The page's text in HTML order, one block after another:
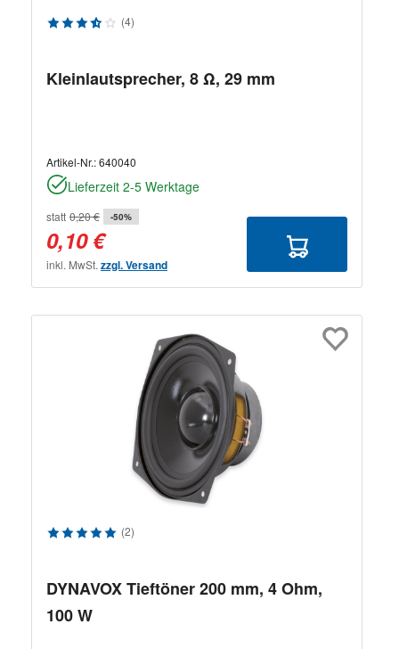
Durchschnittliche Bewertung von 3.75 von 5 Sternen
(4)
Kleinlautsprecher, 8 Ω, 29 mm
Artikel-Nr.:640040
Lieferzeit 2-5 Werktage
statt 0,20 € -50%
0,10 €
inkl. MwSt. zzgl. Versand
Durchschnittliche Bewertung von 5 von 5 Sternen
(2)
DYNAVOX Tieftöner 200 mm, 4 Ohm,
100 W